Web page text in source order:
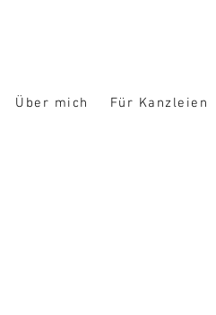
Über mich Für Kanzleien